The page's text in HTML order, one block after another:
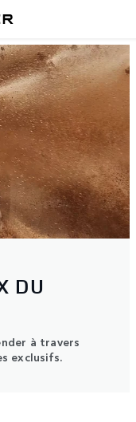
DU
à travers
exclusifs.